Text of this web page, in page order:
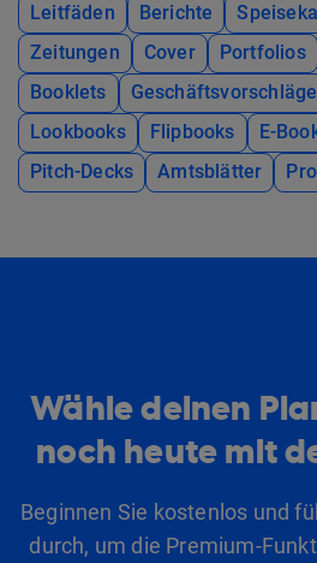
Leitfäden
Berichte
Zeitungen
Cover Portfolios
Booklets
Geschäftsvorschläge
Lookbooks
Flipbooks E-
Pitch-Decks
Amtsblätter
Wähle deinen
noch heute mit
Beginnen Sie kostenlos und
durch, um die Premium-